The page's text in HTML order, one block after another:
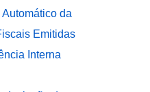
da
Emitidas
Interna